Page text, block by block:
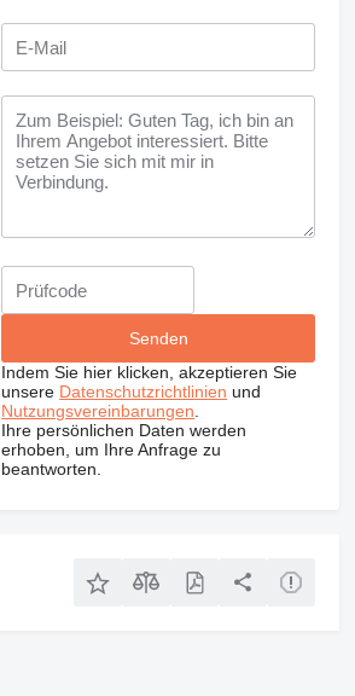
Indem Sie hier klicken, akzeptieren Sie
unsere Datenschutzrichtlinien und
Nutzungsvereinbarungen
Ihre persönlichen Daten werden
erhoben, um Ihre Anfrage zu
beantworten.